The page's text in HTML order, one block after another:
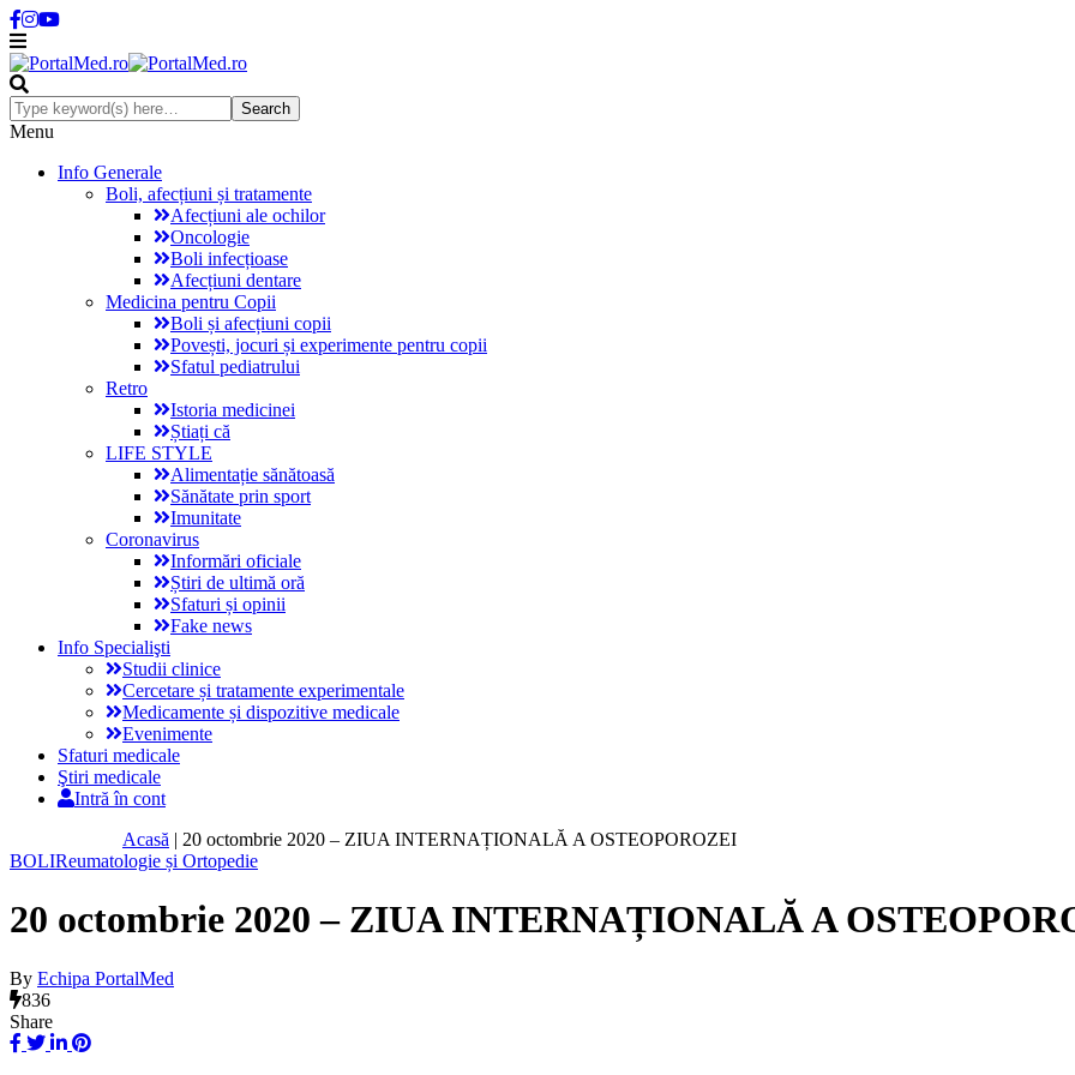
Menu
Info Generale
Boli, afecțiuni și tratamente
Afecțiuni ale ochilor
Oncologie
Boli infecțioase
Afecțiuni dentare
Medicina pentru Copii
Boli și afecțiuni copii
Povești, jocuri și experimente pentru copii
Sfatul pediatrului
Retro
Istoria medicinei
Știați că
LIFE STYLE
Alimentație sănătoasă
Sănătate prin sport
Imunitate
Coronavirus
Informări oficiale
Știri de ultimă oră
Sfaturi și opinii
Fake news
Info Specialişti
Studii clinice
Cercetare și tratamente experimentale
Medicamente și dispozitive medicale
Evenimente
Sfaturi medicale
Ştiri medicale
Intră în cont
Acasă | 20 octombrie 2020 – ZIUA INTERNAȚIONALĂ A OSTEOPOROZEI
BOLIReumatologie și Ortopedie
20 octombrie 2020 – ZIUA INTERNAȚIONALĂ A
By Echipa PortalMed
836
Share